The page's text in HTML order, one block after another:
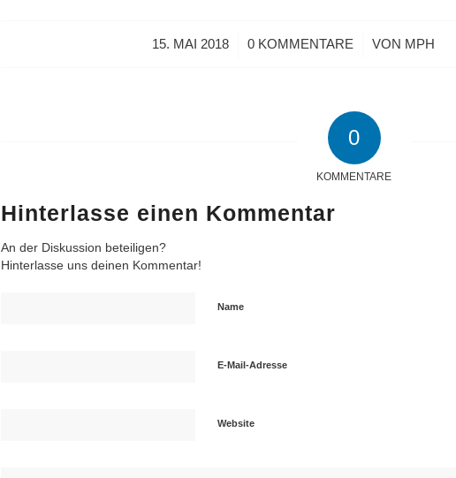
15. MAI 2018
/ 0 KOMMENTARE
/ VON MPH
0
KOMMENTARE
Hinterlasse einen Kommentar
An der Diskussion beteiligen?
Hinterlasse uns deinen Kommentar!
Name
E-Mail-Adresse
Website